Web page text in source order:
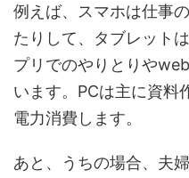
例えば、スマホは仕事
たりして、タブレット
プリでのやりとりや
います。PCは主に資料
電力消費します。
あと、うちの場合、夫